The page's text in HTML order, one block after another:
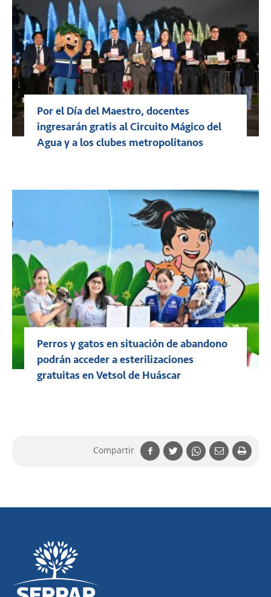
Por el Día del Maestro, docentes
ingresarán gratis al Circuito Mágico del
Agua y a los clubes metropolitanos
Perros y gatos en situación de abandono
podrán acceder a esterilizaciones
gratuitas en Vetsol de Huáscar
Compartir